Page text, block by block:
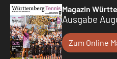
Magazin
Ausgabe
Zum Online